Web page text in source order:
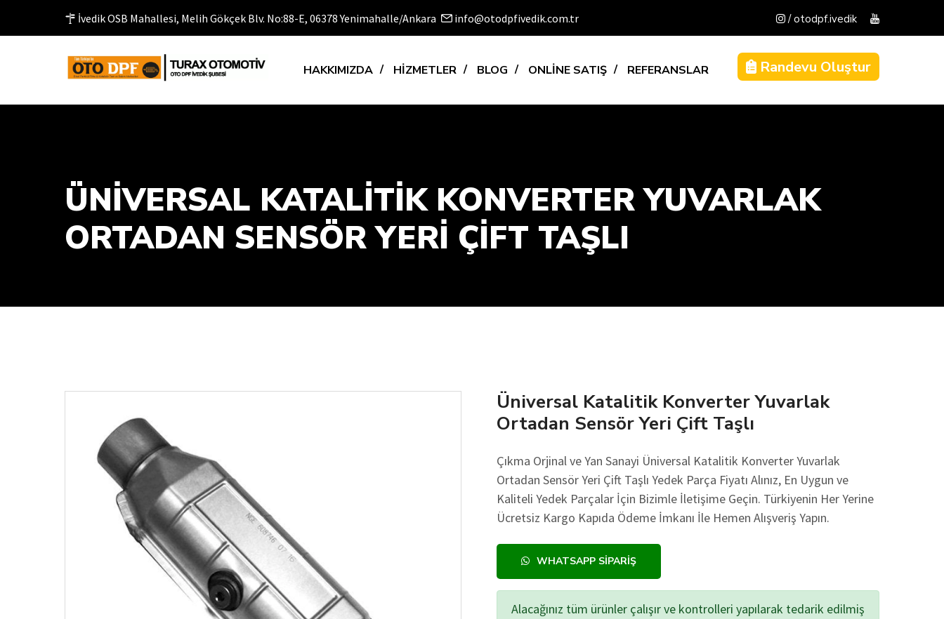
İvedik OSB Mahallesi, Melih Gökçek Blv. No:88-E, 06378 Yenimahalle/Ankara info@otodpfivedik.com.tr / otodpf.ivedik
HAKKIMIZDA HİZMETLER BLOG ONLİNE SATIŞ REFERANSLAR Randevu Oluştur
ÜNIVERSAL KATALITIK KONVERTER YUVARLAK
ORTADAN SENSÖR YERI ÇIFT TAŞLI
Üniversal Katalitik Konverter Yuvarlak
Ortadan Sensör Yeri Çift Taşlı
Çıkma Orjinal ve Yan Sanayi Üniversal Katalitik Konverter Yuvarlak
Ortadan Sensör Yeri Çift Taşlı Yedek Parça Fiyatı Alınız, En Uygun ve
Kaliteli Yedek Parçalar İçin Bizimle İletişime Geçin. Türkiyenin Her Yerine
Ücretsiz Kargo Kapıda Ödeme İmkanı İle Hemen Alışveriş Yapın.
WHATSAPP SIPARIŞ
Alacağınız tüm ürünler çalışır ve kontrolleri yapılarak tedarik edilmiş